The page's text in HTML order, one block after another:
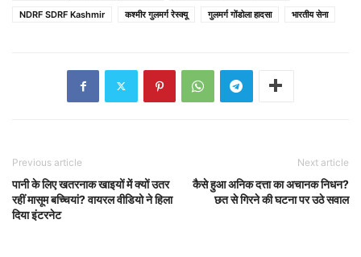
NDRF SDRF Kashmir
कश्मीर गुलमर्ग रेस्क्यू गुलमर्ग गोंडोला हादसा भारतीय सेना
Previous article
पानी के लिए खतरनाक खाइयों में क्यों उतर
रहीं मासूम बच्चियां? वायरल वीडियो ने हिला
दिया इंटरनेट
Next article
कैसे हुआ अनिक दत्ता का अचानक निधन?
छत से गिरने की घटना पर उठे सवाल